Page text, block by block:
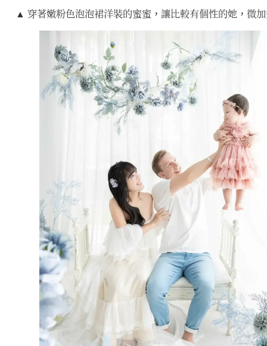
▲ 穿著嫩粉色泡泡裙洋裝的蜜蜜，讓比較有個性的她，微